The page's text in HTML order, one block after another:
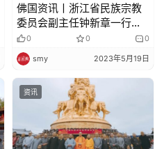
佛国资讯丨浙江省民族宗教
委员会副主任钟新章一行调
研普陀山宗教工作
0 0 0
smy 2023年5月19日
资讯